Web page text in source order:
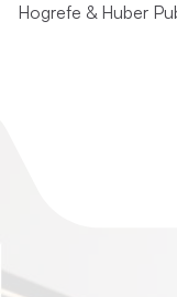
Hogrefe & Huber